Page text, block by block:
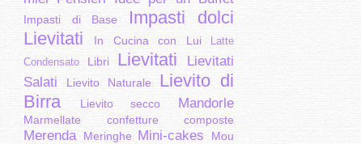
Impasti di Base
Impasti dolci
Lievitati
In Cucina con Lui
Latte
Condensato
Libri Lievitati
Lievitati
Salati
Lievito Naturale
Lievito di
Birra
Lievito secco Mandorle
Marmellate confetture composte
Merenda Meringhe Mini-cakes Mou